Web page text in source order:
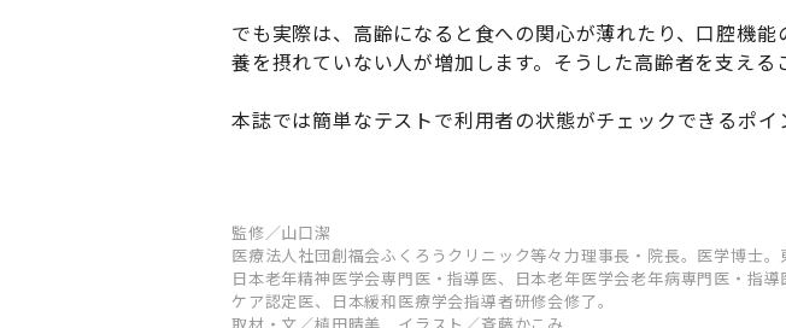
でも実際は、高齢になると食への関心が薄れたり、口腔機
養を摂れていない人が増加します。そうした高齢者を支え
本誌では簡単なテストで利用者の状態がチェックできるポイ
監修／山口潔
医療法人社団創福会ふくろうクリニック等々力理事長・院長。医学博士
日本老年精神医学会専門医・指導医、日本老年医学会老年病専門医・指
ケア認定医、日本緩和医療学会指導者研修会修了。